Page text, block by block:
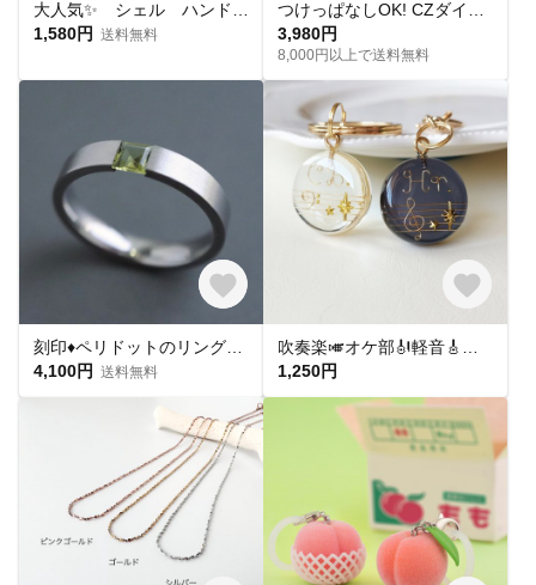
1,580円 送料無料
3,980円
8,000円以上で送料無料
4,100円 送料無料
1,250円